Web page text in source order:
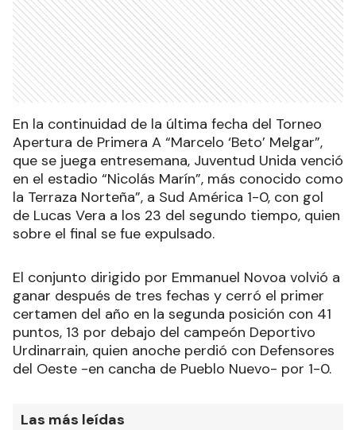
En la continuidad de la última fecha del Torneo
Apertura de Primera A “Marcelo ‘Beto’ Melgar”,
que se juega entresemana, Juventud Unida venció
en el estadio “Nicolás Marín”, más conocido como
la Terraza Norteña”, a Sud América 1-0, con gol
de Lucas Vera a los 23 del segundo tiempo, quien
sobre el final se fue expulsado.
El conjunto dirigido por Emmanuel Novoa volvió a
ganar después de tres fechas y cerró el primer
certamen del año en la segunda posición con 41
puntos, 13 por debajo del campeón Deportivo
Urdinarrain, quien anoche perdió con Defensores
del Oeste -en cancha de Pueblo Nuevo- por 1-0.
Las más leídas